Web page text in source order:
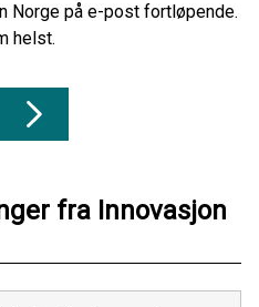
Norge på e-post fortløpende.
helst.
fra Innovasjon